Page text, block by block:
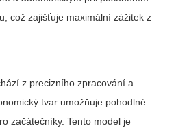
což zajišťuje maximální zážitek z
z precizního zpracování a
tvar umožňuje pohodlné
začátečníky. Tento model je